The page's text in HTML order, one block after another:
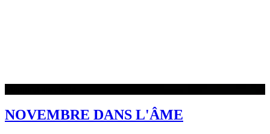
NOVEMBRE DANS L'ÂME